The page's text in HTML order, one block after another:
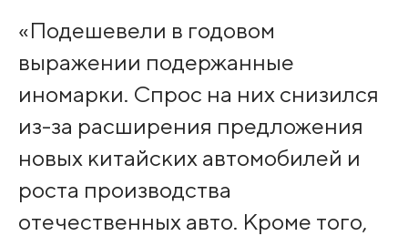
«Подешевели в годовом
выражении подержанные
иномарки. Спрос на них снизился
из-за расширения предложения
новых китайских автомобилей и
роста производства
отечественных авто. Кроме того,